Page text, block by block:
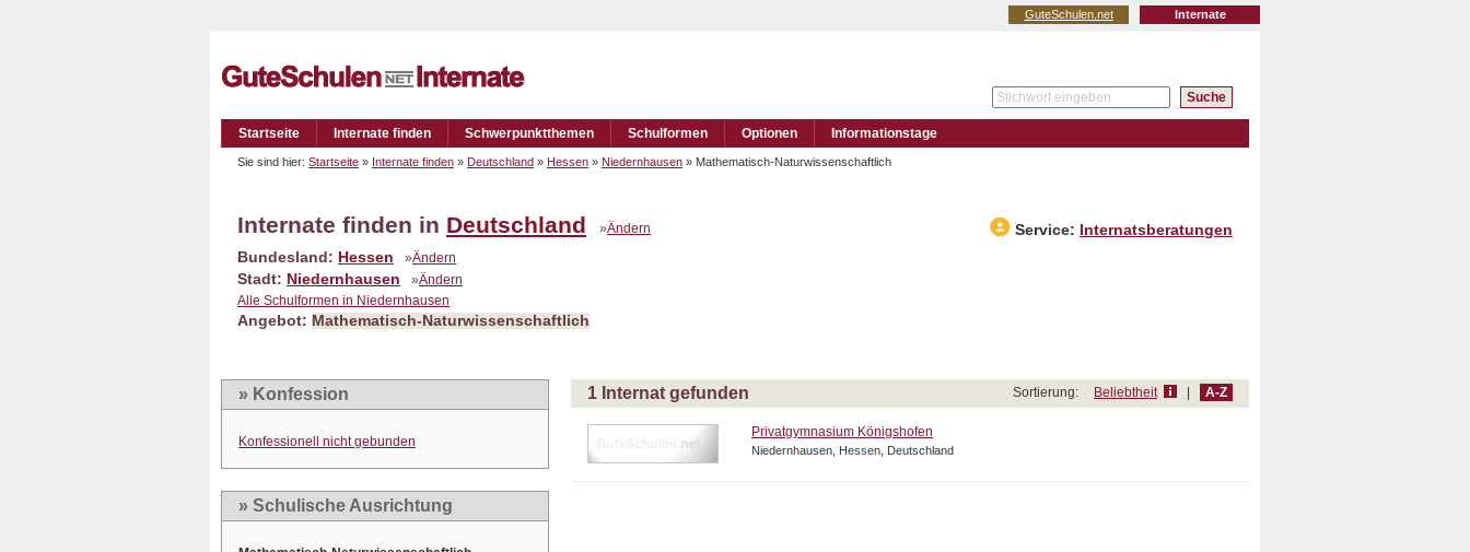
Internate
GuteSchulen.net
Startseite Internate finden Schwerpunktthemen Schulformen Optionen Informationstage
Sie sind hier: Startseite » Internate finden » Deutschland » Hessen » Niedernhausen » Mathematisch-Naturwissenschaftlich
Internate finden in Deutschland »Ändern Service:
Internatsberatungen
Bundesland: Hessen »Ändern
Stadt: Niedernhausen »Ändern
Alle Schulformen in Niedernhausen
Angebot: Mathematisch-Naturwissenschaftlich
» Konfession
Konfessionell nicht gebunden
» Schulische Ausrichtung
1 Internat gefunden Sortierung: Beliebtheit A-Z
Privatgymnasium Königshofen
Niedernhausen, Hessen, Deutschland